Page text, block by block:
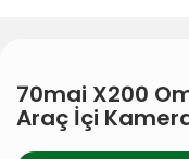
70mai X200
Araç İçi